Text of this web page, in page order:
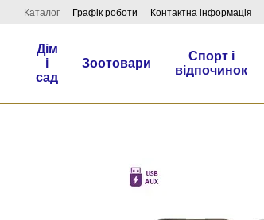
Перейти до основного контенту
Каталог Графік роботи Контактна інформація
Дім
і
сад
Зоотовари
Спорт і
відпочинок